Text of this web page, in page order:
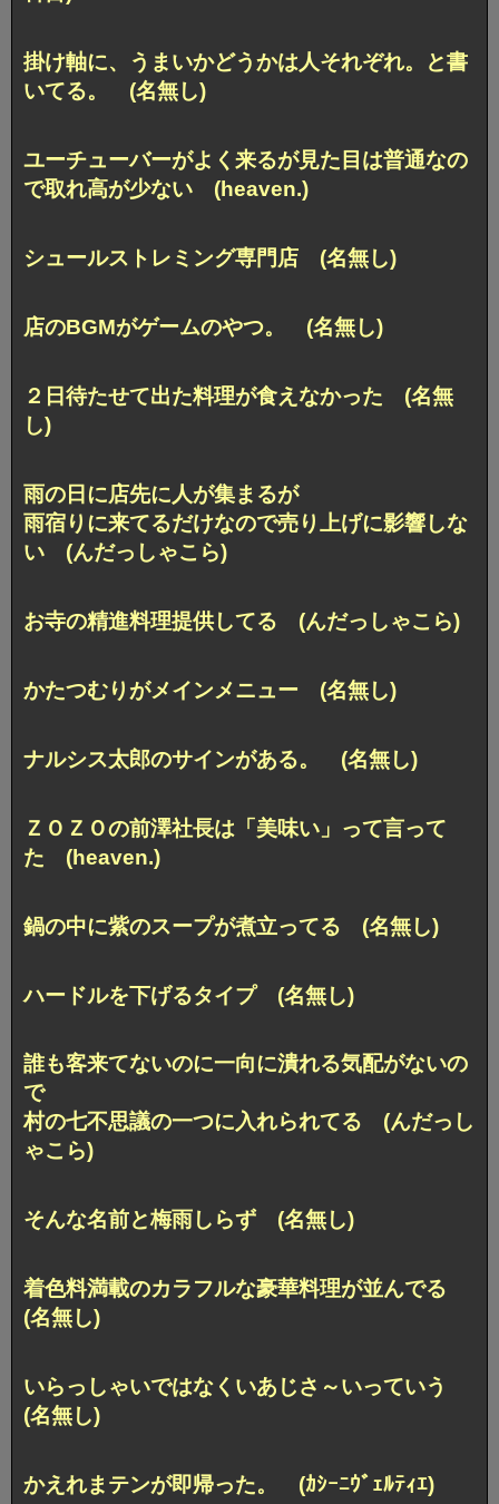
掛け軸に、うまいかどうかは人それぞれ。と書
いてる。 (名無し)
ユーチューバーがよく来るが見た目は普通なの
で取れ高が少ない (heaven.)
シュールストレミング専門店 (名無し)
店のBGMがゲームのやつ。 (名無し)
２日待たせて出た料理が食えなかった (名無
し)
雨の日に店先に人が集まるが
雨宿りに来てるだけなので売り上げに影響しな
い (んだっしゃこら)
お寺の精進料理提供してる (んだっしゃこら)
かたつむりがメインメニュー (名無し)
ナルシス太郎のサインがある。 (名無し)
ＺＯＺＯの前澤社長は「美味い」って言って
た (heaven.)
鍋の中に紫のスープが煮立ってる (名無し)
ハードルを下げるタイプ (名無し)
誰も客来てないのに一向に潰れる気配がないの
で
村の七不思議の一つに入れられてる (んだっし
ゃこら)
そんな名前と梅雨しらず (名無し)
着色料満載のカラフルな豪華料理が並んでる
(名無し)
いらっしゃいではなくいあじさ～いっていう
(名無し)
かえれまテンが即帰った。 (ｶｼｰﾆｳﾞｪﾙﾃｨｴ)